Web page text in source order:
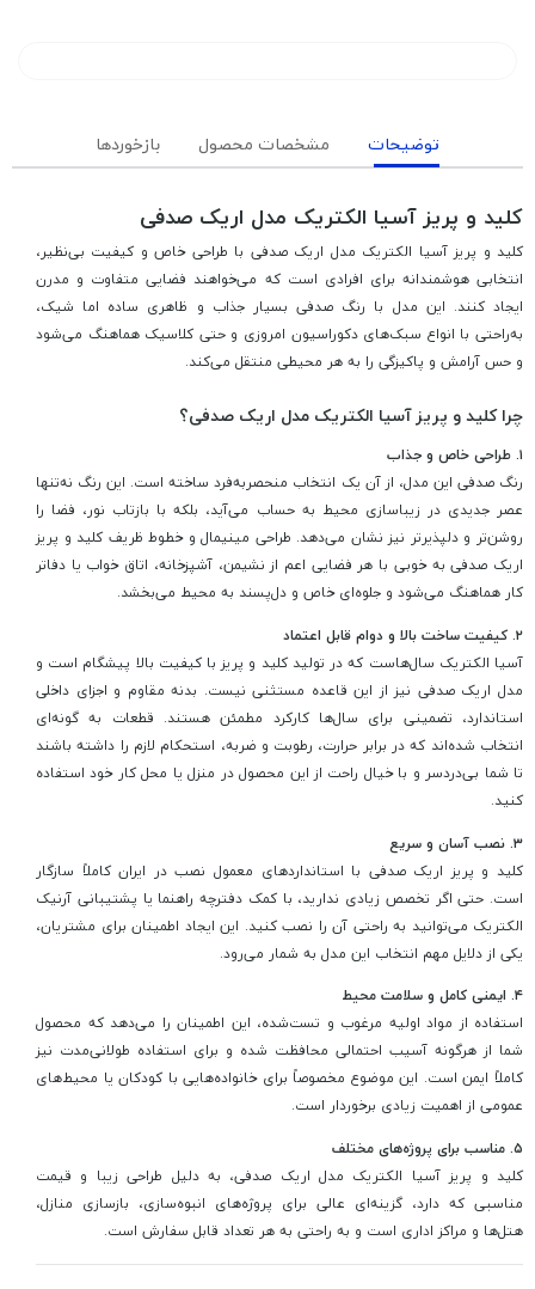
توضیحات مشخصات محصول بازخوردها
کلید و پریز آسیا الکتریک مدل اریک صدفی
کلید و پریز آسیا الکتریک مدل اریک صدفی با طراحی خاص و کیفیت بی‌نظیر،
انتخابی هوشمندانه برای افرادی است که می‌خواهند فضایی متفاوت و مدرن
ایجاد کنند. این مدل با رنگ صدفی بسیار جذاب و ظاهری ساده اما شیک،
به‌راحتی با انواع سبک‌های دکوراسیون امروزی و حتی کلاسیک هماهنگ می‌شود
و حس آرامش و پاکیزگی را به هر محیطی منتقل می‌کند.
چرا کلید و پریز آسیا الکتریک مدل اریک صدفی؟
۱. طراحی خاص و جذاب
رنگ صدفی این مدل، از آن یک انتخاب منحصر‌به‌فرد ساخته است. این رنگ نه‌تنها
عصر جدیدی در زیباسازی محیط به حساب می‌آید، بلکه با بازتاب نور، فضا را
روشن‌تر و دلپذیرتر نیز نشان می‌دهد. طراحی مینیمال و خطوط ظریف کلید و پریز
اریک صدفی به خوبی با هر فضایی اعم از نشیمن، آشپزخانه، اتاق خواب یا دفاتر
کار هماهنگ می‌شود و جلوه‌ای خاص و دل‌پسند به محیط می‌بخشد.
۲. کیفیت ساخت بالا و دوام قابل اعتماد
آسیا الکتریک سال‌هاست که در تولید کلید و پریز با کیفیت بالا پیشگام است و
مدل اریک صدفی نیز از این قاعده مستثنی نیست. بدنه مقاوم و اجزای داخلی
استاندارد، تضمینی برای سال‌ها کارکرد مطمئن هستند. قطعات به گونه‌ای
انتخاب شده‌اند که در برابر حرارت، رطوبت و ضربه، استحکام لازم را داشته باشند
تا شما بی‌دردسر و با خیال راحت از این محصول در منزل یا محل کار خود استفاده
کنید.
۳. نصب آسان و سریع
کلید و پریز اریک صدفی با استانداردهای معمول نصب در ایران کاملاً سازگار
است. حتی اگر تخصص زیادی ندارید، با کمک دفترچه راهنما یا پشتیبانی آرنیک
الکتریک می‌توانید به راحتی آن را نصب کنید. این ایجاد اطمینان برای مشتریان،
یکی از دلایل مهم انتخاب این مدل به شمار می‌رود.
۴. ایمنی کامل و سلامت محیط
استفاده از مواد اولیه مرغوب و تست‌شده، این اطمینان را می‌دهد که محصول
شما از هرگونه آسیب احتمالی محافظت شده و برای استفاده طولانی‌مدت نیز
کاملاً ایمن است. این موضوع مخصوصاً برای خانواده‌هایی با کودکان یا محیط‌های
عمومی از اهمیت زیادی برخوردار است.
۵. مناسب برای پروژه‌های مختلف
کلید و پریز آسیا الکتریک مدل اریک صدفی، به دلیل طراحی زیبا و قیمت
مناسبی که دارد، گزینه‌ای عالی برای پروژه‌های انبوه‌سازی، بازسازی منازل،
هتل‌ها و مراکز اداری است و به راحتی به هر تعداد قابل سفارش است.